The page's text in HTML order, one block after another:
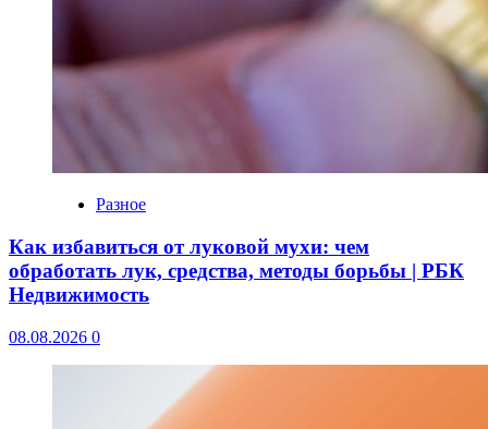
Разное
Как избавиться от луковой мухи: чем
обработать лук, средства, методы борьбы | РБК
Недвижимость
08.08.2026 0